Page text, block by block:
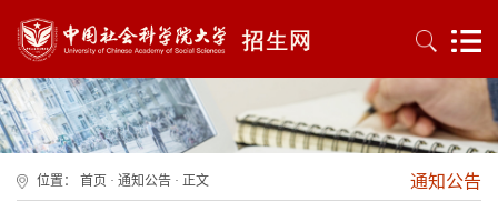
位置： 首页 · 通知公告 · 正文 通知公告